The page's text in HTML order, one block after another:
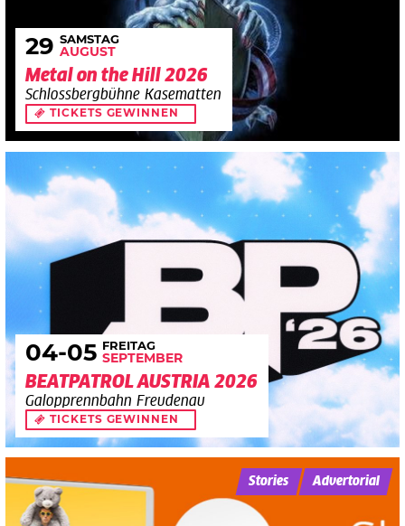
29 SAMSTAG
AUGUST
Metal on the Hill 2026
Schlossbergbühne Kasematten
TICKETS GEWINNEN
04-05 FREITAG
SEPTEMBER
BEATPATROL AUSTRIA 2026
Galopprennbahn Freudenau
TICKETS GEWINNEN
Stories Advertorial